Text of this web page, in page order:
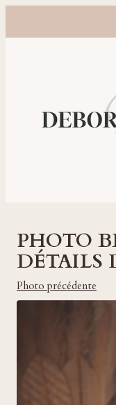
Photographe
PHOTO
DÉTAILS
Photo précédente